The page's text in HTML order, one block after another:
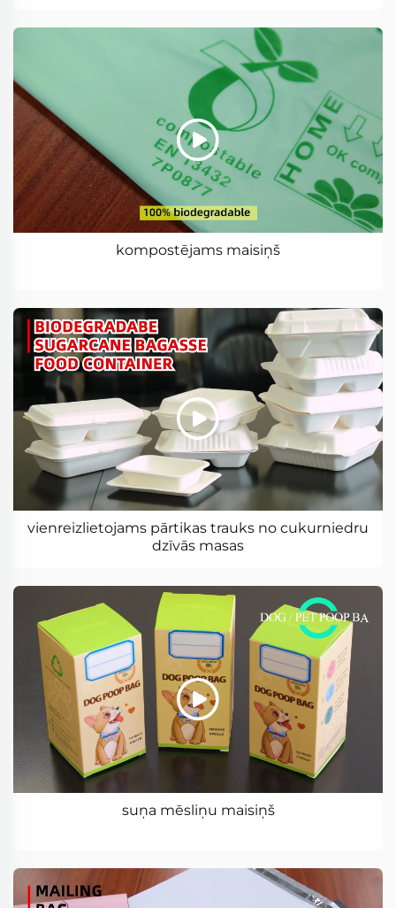
kompostējams maisiņš
vienreizlietojams pārtikas trauks no cukurniedru
dzīvās masas
suņa mēsliņu maisiņš